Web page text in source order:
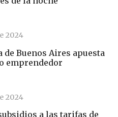
2024
de Buenos Aires apuesta
emprendedor
2024
a las tarifas de